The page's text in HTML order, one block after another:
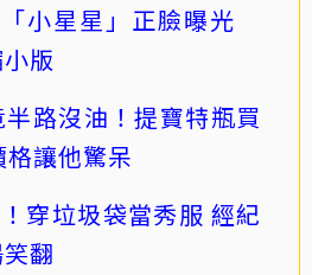
小星星」正臉曝光
版
路沒油！提寶特瓶買
讓他驚呆
穿垃圾袋當秀服 經紀
翻